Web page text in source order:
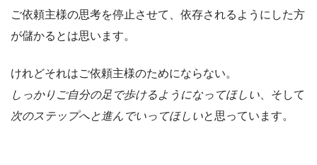
ご依頼主様の思考を停止させて、依存されるようにした方
が儲かるとは思います。
けれどそれはご依頼主様のためにならない。
しっかりご自分の足で歩けるようになってほしい 、そして
次のステップへと進んでいってほしいと思っています。